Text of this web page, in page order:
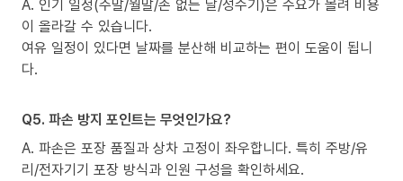
A. 인기 일정(주말/월말/손 없는 날/성수기)은 수요가 몰려 비용
이 올라갈 수 있습니다.
여유 일정이 있다면 날짜를 분산해 비교하는 편이 도움이 됩니
다.
Q5. 파손 방지 포인트는 무엇인가요?
A. 파손은 포장 품질과 상차 고정이 좌우합니다. 특히 주방/유
리/전자기기 포장 방식과 인원 구성을 확인하세요.